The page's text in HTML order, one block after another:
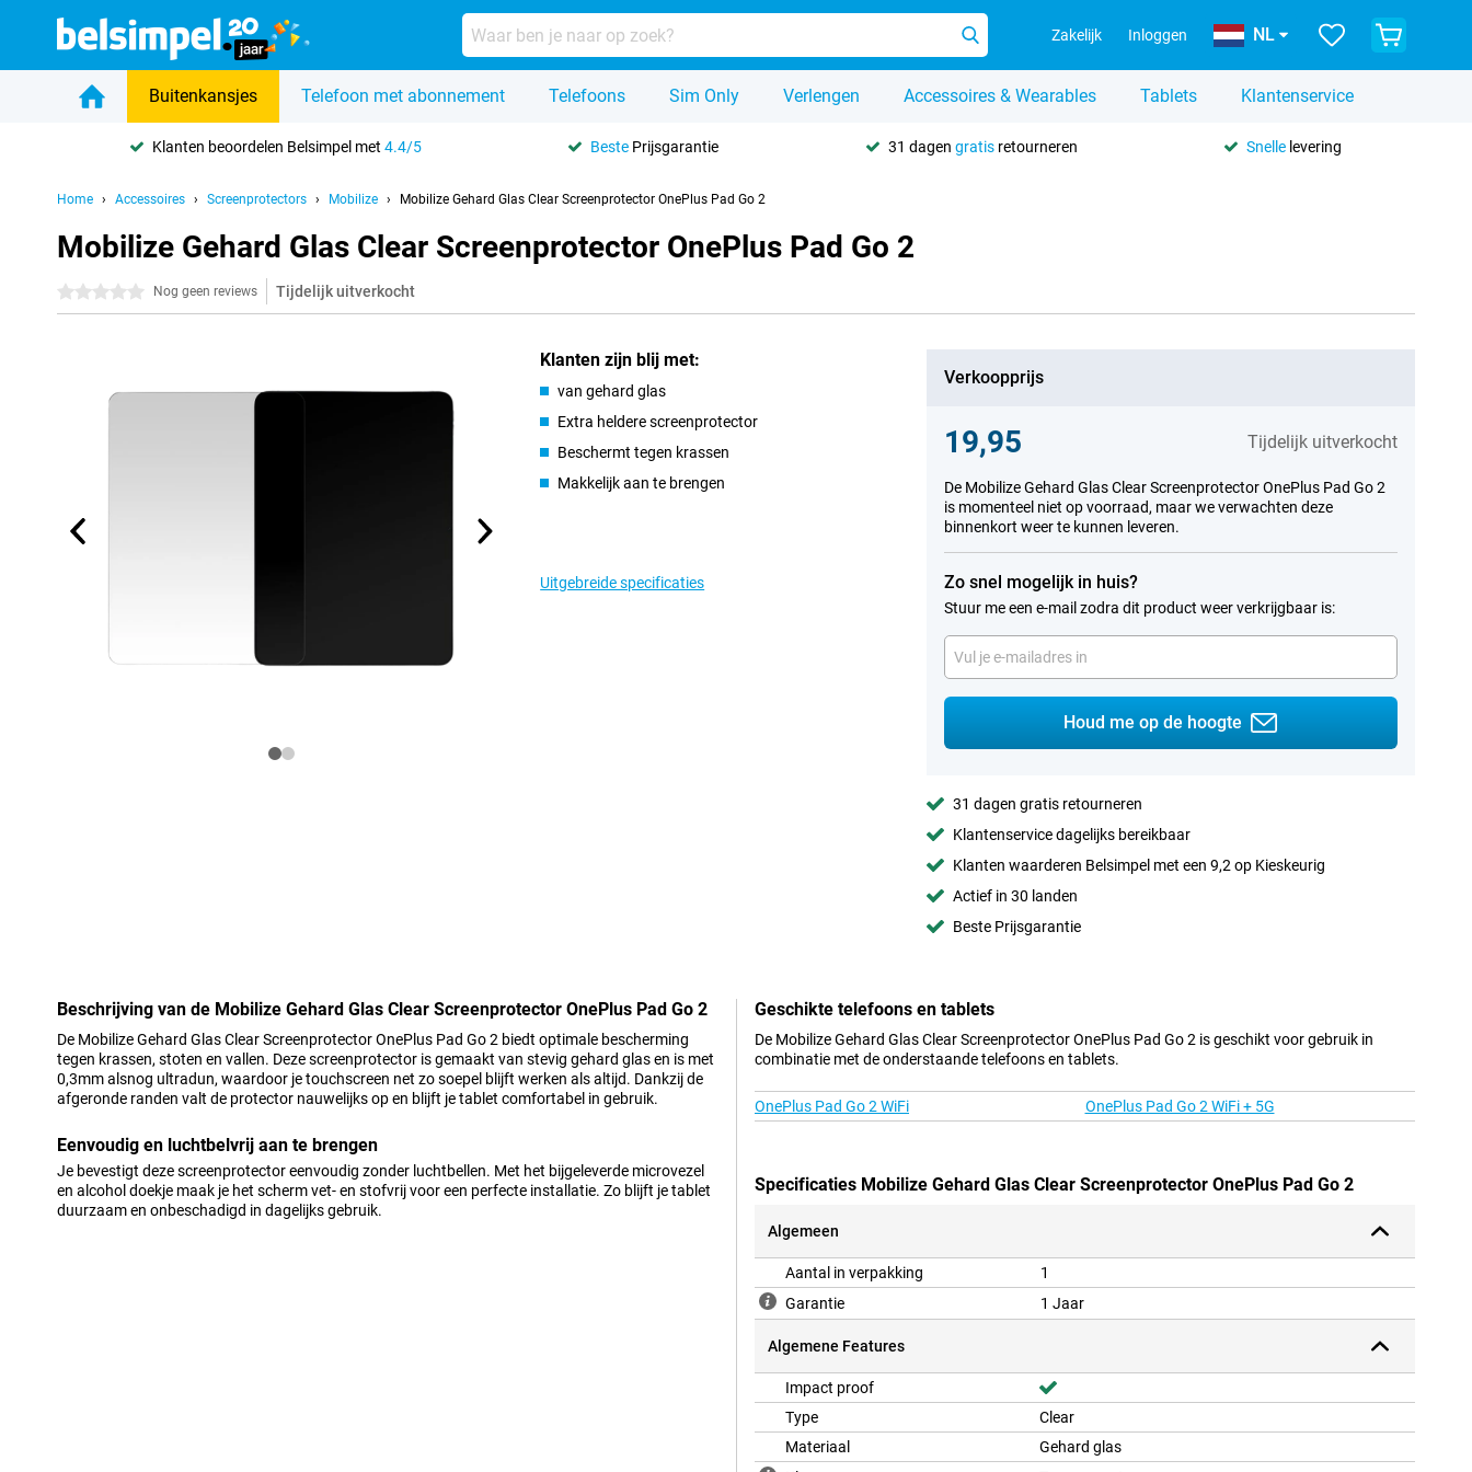
Zakelijk Inloggen NL
Buitenkansjes Telefoon met abonnement Telefoons Sim Only Verlengen Accessoires & Wearables Tablets Klantenservice
Klanten beoordelen Belsimpel met4.4/5 Beste Prijsgarantie 31 dagen gratisretourneren Snellelevering
Home Accessoires Screenprotectors Mobilize Mobilize Gehard Glas Clear Screenprotector OnePlus Pad Go 2
Mobilize Gehard Glas Clear Screenprotector OnePlus Pad Go 2
0 sterren Nog geen reviews Tijdelijk uitverkocht
Klanten zijn blij met:
van gehard glas
Extra heldere screenprotector
Beschermt tegen krassen
Makkelijk aan te brengen
Uitgebreide specificaties
Verkoopprijs
19,95 Tijdelijk uitverkocht
De Mobilize Gehard Glas Clear Screenprotector OnePlus Pad Go 2
is momenteel niet op voorraad, maar we verwachten deze
binnenkort weer te kunnen leveren.
Zo snel mogelijk in huis?
Stuur me een e-mail zodra dit product weer verkrijgbaar is:
Houd me op de hoogte
31 dagen gratis retourneren
Klantenservice dagelijks bereikbaar
Klanten waarderen Belsimpel met een 9,2 op Kieskeurig
Actief in 30 landen
Beste Prijsgarantie
Beschrijving van de Mobilize Gehard Glas Clear Screenprotector OnePlus Pad Go 2
De Mobilize Gehard Glas Clear Screenprotector OnePlus Pad Go 2 biedt optimale bescherming
tegen krassen, stoten en vallen. Deze screenprotector is gemaakt van stevig gehard glas en is met
0,3mm alsnog ultradun, waardoor je touchscreen net zo soepel blijft werken als altijd. Dankzij de
afgeronde randen valt de protector nauwelijks op en blijft je tablet comfortabel in gebruik.
Eenvoudig en luchtbelvrij aan te brengen
Je bevestigt deze screenprotector eenvoudig zonder luchtbellen. Met het bijgeleverde microvezel
en alcohol doekje maak je het scherm vet- en stofvrij voor een perfecte installatie. Zo blijft je tablet
duurzaam en onbeschadigd in dagelijks gebruik.
Geschikte telefoons en tablets
De Mobilize Gehard Glas Clear Screenprotector OnePlus Pad Go 2 is geschikt voor gebruik in
combinatie met de onderstaande telefoons en tablets.
OnePlus Pad Go 2 WiFi OnePlus Pad Go 2 WiFi + 5G
Specificaties Mobilize Gehard Glas Clear Screenprotector OnePlus Pad Go 2
Algemeen
Aantal in verpakking
1
Garantie
1 Jaar
Algemene Features
Impact proof
Type
Clear
Materiaal
Gehard glas